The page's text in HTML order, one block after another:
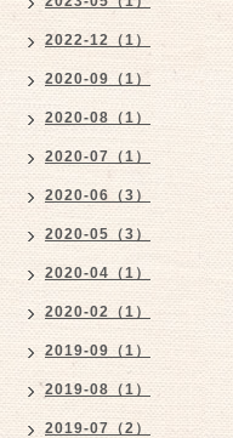
2022-12（1）
2020-09（1）
2020-08（1）
2020-07（1）
2020-06（3）
2020-05（3）
2020-04（1）
2020-02（1）
2019-09（1）
2019-08（1）
2019-07（2）